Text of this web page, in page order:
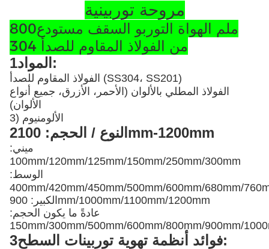
مروحة توربينية
800ملم الهواة التوربو السقف مستودع
من الفولاذ المقاوم للصدأ 304
1المواد:
الفولاذ المقاوم للصدأ (SS304، SS201)
الفولاذ المطلي بالألوان (الأحمر، الأزرق، جميع أنواع
الألوان)
3) الألومنيوم
2النوع / الحجم: 100mm-1200mm
ميني:
100mm/120mm/125mm/150mm/250mm/300mm
الوسط:
400mm/420mm/450mm/500mm/600mm/680mm/
الكبير: 900mm/1000mm/1100mm/1200mm
عادةً ما يكون الحجم:
150mm/300mm/500mm/600mm/800mm/900mm/
3فوائد أنظمة تهوية توربينات السطح: